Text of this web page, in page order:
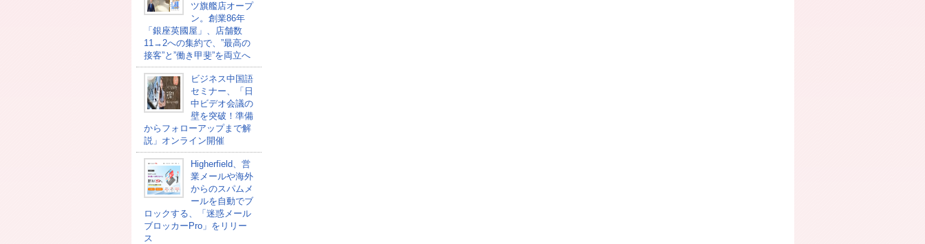
ツ旗艦店オープ
ン。創業86年
「銀座英國屋」、店舗数
11→2への集約で、”最高の
接客”と”働き甲斐”を両立へ
ビジネス中国語
セミナー、「日
中ビデオ会議の
壁を突破！準備
からフォローアップまで解
説」オンライン開催
Higherfield、営
業メールや海外
からのスパムメ
ールを自動でブ
ロックする、「迷惑メール
ブロッカーPro」をリリー
ス